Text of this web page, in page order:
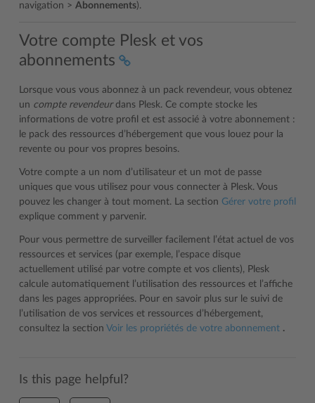
navigation > Abonnements).
Votre compte Plesk et vos
abonnements
Lorsque vous vous abonnez à un pack revendeur, vous obtenez
un compte revendeurdans Plesk. Ce compte stocke les
informations de votre profil et est associé à votre abonnement :
le pack des ressources d’hébergement que vous louez pour la
revente ou pour vos propres besoins.
Votre compte a un nom d’utilisateur et un mot de passe
uniques que vous utilisez pour vous connecter à Plesk. Vous
pouvez les changer à tout moment. La section Gérer votre profil
explique comment y parvenir.
Pour vous permettre de surveiller facilement l’état actuel de vos
ressources et services (par exemple, l’espace disque
actuellement utilisé par votre compte et vos clients), Plesk
calcule automatiquement l’utilisation des ressources et l’affiche
dans les pages appropriées. Pour en savoir plus sur le suivi de
l’utilisation de vos services et ressources d’hébergement,
consultez la section Voir les propriétés de votre abonnement .
Is this page helpful?